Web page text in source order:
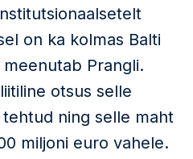
on ka kolmas Balti
Prangli.
otsus selle
ning selle maht
miljoni euro vahele.